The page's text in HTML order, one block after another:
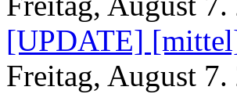
[UPDATE]
Freitag, August 7.